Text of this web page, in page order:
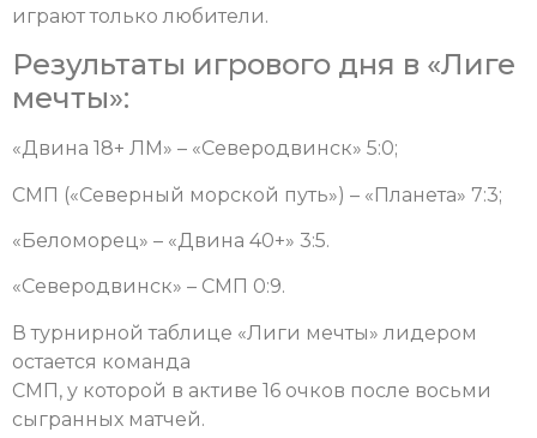
играют только любители.
Результаты игрового дня в «Лиге
мечты»:
«Двина 18+ ЛМ» – «Северодвинск» 5:0;
СМП («Северный морской путь») – «Планета» 7:3;
«Беломорец» – «Двина 40+» 3:5.
«Северодвинск» – СМП 0:9.
В турнирной таблице «Лиги мечты» лидером
остается команда
СМП, у которой в активе 16 очков после восьми
сыгранных матчей.